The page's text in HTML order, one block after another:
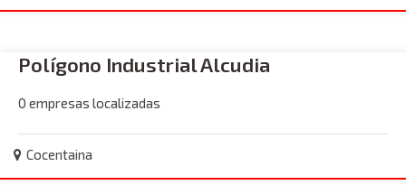
Polígono Industrial Alcudia
0 empresas localizadas
Cocentaina